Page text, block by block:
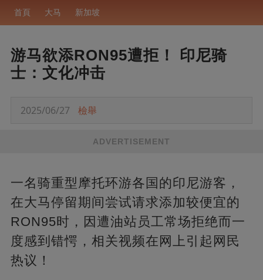
首頁 大马 新加坡
游马欲添RON95遭拒！ 印尼骑
士：文化冲击
2025/06/27 檢舉
ADVERTISEMENT
一名骑重型摩托环游各国的印尼游客，
在大马停留期间尝试请求添加较便宜的
RON95时，因遭油站员工常场拒绝而一
度感到错愕，相关视频在网上引起网民
热议！